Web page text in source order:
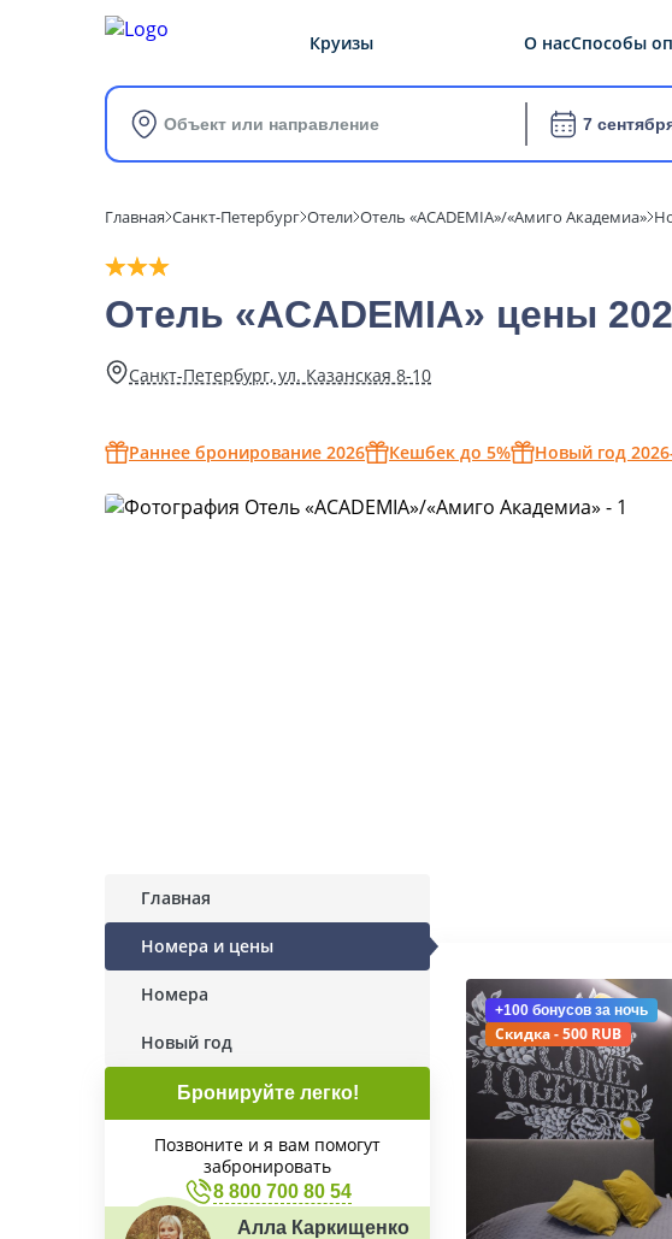
Круизы О насСпособы
Объект или направление 7
Главная Санкт-Петербург Отели Отель «ACADEMIA»/«Амиго Академиа»
Отель «ACADEMIA» цены
Санкт-Петербург, ул. Казанская 8-10
Раннее бронирование 2026 Кешбек до 5% Новый год
Главная
Номера и цены
Номера
Новый год
Бронируйте легко!
Позвоните и я вам помогут
забронировать
8 800 700 80 54
Алла Каркищенко
+100 бонусов за ночь
Скидка - 500 RUB